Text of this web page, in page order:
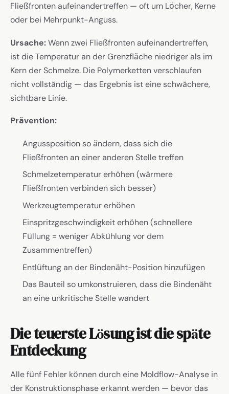
Fließfronten aufeinandertreffen — oft um Löcher, Kerne
oder bei Mehrpunkt-Anguss.
Ursache:Wenn zwei Fließfronten aufeinandertreffen,
ist die Temperatur an der Grenzfläche niedriger als im
Kern der Schmelze. Die Polymerketten verschlaufen
nicht vollständig — das Ergebnis ist eine schwächere,
sichtbare Linie.
Prävention:
Angussposition so ändern, dass sich die
Fließfronten an einer anderen Stelle treffen
Schmelzetemperatur erhöhen (wärmere
Fließfronten verbinden sich besser)
Werkzeugtemperatur erhöhen
Einspritzgeschwindigkeit erhöhen (schnellere
Füllung = weniger Abkühlung vor dem
Zusammentreffen)
Entlüftung an der Bindenäht-Position hinzufügen
Das Bauteil so umkonstruieren, dass die Bindenäht
an eine unkritische Stelle wandert
Die teuerste Lösung ist die späte
Entdeckung
Alle fünf Fehler können durch eine Moldflow-Analyse in
der Konstruktionsphase erkannt werden — bevor das